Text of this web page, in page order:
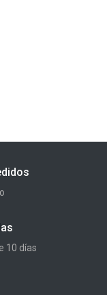
10 días